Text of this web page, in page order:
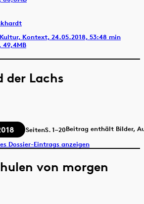
Kultur, Kontext, 24.05.2018, 53:48 min
49,4MB
der Lachs
SeitenS.1–20Beitrag enthält Bilder,
Dossier-Eintrags anzeigen
von morgen